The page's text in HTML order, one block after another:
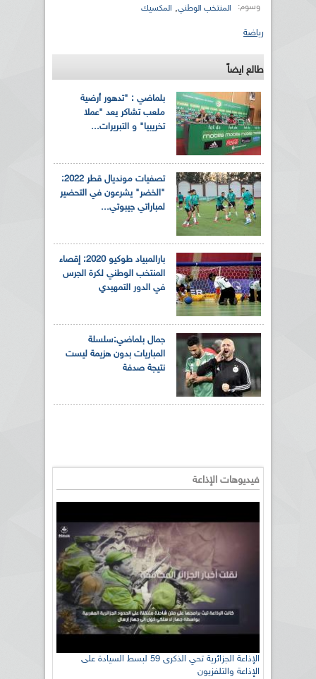
وسوم: المنتخب الوطني, المكسيك
رياضة
طالع ايضاً
بلماضي : "تدهور أرضية
ملعب تشاكر يعد "عملا
تخريبيا" و التبريرات...
تصفيات مونديال قطر 2022:
"الخضر" يشرعون في التحضير
لمباراتي جيبوتي...
بارالمبياد طوكيو 2020: إقصاء
المنتخب الوطني لكرة الجرس
في الدور التمهيدي
جمال بلماضي:سلسلة
المباريات بدون هزيمة ليست
نتيجة صدفة
فيديوهات الإذاعة
الإذاعة الجزائرية تحي الذكرى 59 لبسط السيادة على
الإذاعة والتلفزيون